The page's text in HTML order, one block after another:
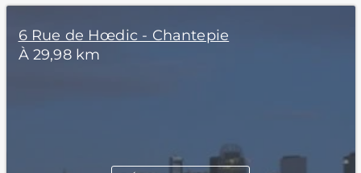
6 Rue de Hœdic - Chantepie
À 29,98 km